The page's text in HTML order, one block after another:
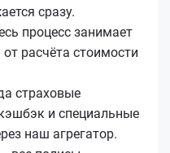
сразу.
процесс занимает
расчёта стоимости
страховые
и специальные
наш агрегатор.